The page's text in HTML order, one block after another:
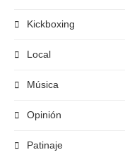
Kickboxing
Local
Música
Opinión
Patinaje